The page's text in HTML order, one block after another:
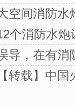
空间消防水
个消防水
导，在有消
【转载】中